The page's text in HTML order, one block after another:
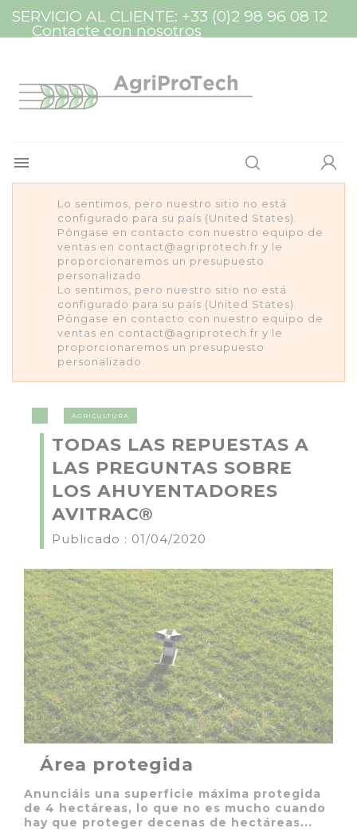
SERVICIO AL CLIENTE: +33 (0)2 98 96 08 12
Contacte con nosotros

Lo sentimos, pero nuestro sitio no está
configurado para su país (United States).
Póngase en contacto con nuestro equipo de
ventas en contact@agriprotech.fr y le
proporcionaremos un presupuesto
personalizado.
Lo sentimos, pero nuestro sitio no está
configurado para su país (United States).
Póngase en contacto con nuestro equipo de
ventas en contact@agriprotech.fr y le
proporcionaremos un presupuesto
personalizado.
AGRICULTURA
TODAS LAS REPUESTAS A
LAS PREGUNTAS SOBRE
LOS AHUYENTADORES
AVITRAC®
Publicado : 01/04/2020
Área protegida
Anunciáis una superficie máxima protegida
de 4 hectáreas, lo que no es mucho cuando
hay que proteger decenas de hectáreas...